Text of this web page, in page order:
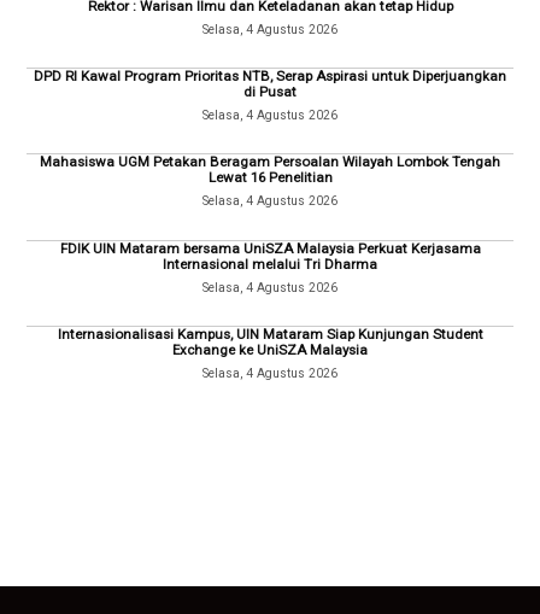
Rektor : Warisan Ilmu dan Keteladanan akan tetap Hidup
Selasa, 4 Agustus 2026
DPD RI Kawal Program Prioritas NTB, Serap Aspirasi untuk Diperjuangkan
di Pusat
Selasa, 4 Agustus 2026
Mahasiswa UGM Petakan Beragam Persoalan Wilayah Lombok Tengah
Lewat 16 Penelitian
Selasa, 4 Agustus 2026
FDIK UIN Mataram bersama UniSZA Malaysia Perkuat Kerjasama
Internasional melalui Tri Dharma
Selasa, 4 Agustus 2026
Internasionalisasi Kampus, UIN Mataram Siap Kunjungan Student
Exchange ke UniSZA Malaysia
Selasa, 4 Agustus 2026